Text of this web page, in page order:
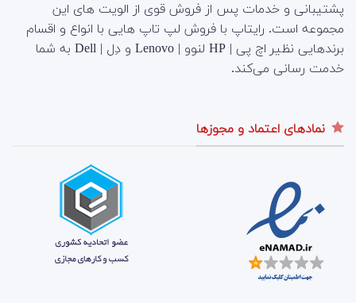
پشتیبانی و خدمات پس از فروش قوی از الویت های این
مجموعه است. رایتاپ با فروش لپ تاپ هایی با انواع و اقسام
برندهایی نظیر اچ پی | HP لنوو | Lenovo و دِل | Dell به شما
خدمت رسانی می‌کند.
نمادهای اعتماد و مجوزها